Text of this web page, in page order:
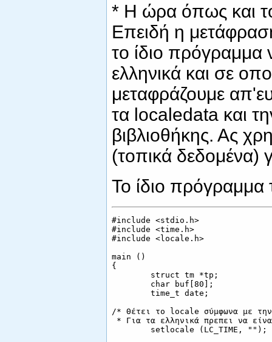
* Η ώρα όπως και
Επειδή η
το ίδιο πρόγραμμα
ελληνικά και σε
μεταφράζουμε
τα localedata και
βιβλιοθήκης. Ας
(τοπικά δεδομένα)
Το ίδιο πρόγραμμα
#include <stdio.h>
#include <time.h>
#include <locale.h>
main ()
{
        struct tm *tp;
        char buf[80];
        time_t date;
/* Θέτει το locale σύμφωνα με την
* Για τα ελληνικά πρεπει να
setlocale (LC_TIME, "");